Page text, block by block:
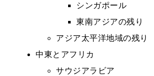
シンガポール
東南アジアの残り
アジア太平洋地域の残り
中東とアフリカ
サウジアラビア